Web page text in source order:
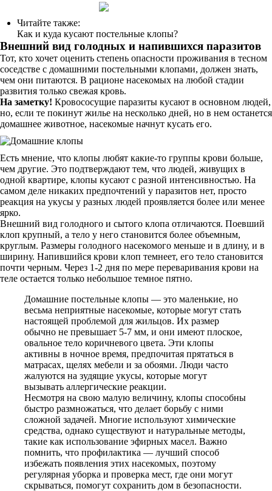
Читайте также:
Как и куда кусают постельные клопы?
Внешний вид голодных и напившихся паразитов
Тот, кто хочет оценить степень опасности проживания в тесном
соседстве с домашними постельными клопами, должен знать,
чем они питаются. В рационе насекомых на любой стадии
развития только свежая кровь.
На заметку! Кровососущие паразиты кусают в основном людей,
но, если те покинут жилье на несколько дней, но в нем останется
домашнее животное, насекомые начнут кусать его.
Есть мнение, что клопы любят какие-то группы крови больше,
чем другие. Это подтверждают тем, что людей, живущих в
одной квартире, клопы кусают с разной интенсивностью. На
самом деле никаких предпочтений у паразитов нет, просто
реакция на укусы у разных людей проявляется более или менее
ярко.
Внешний вид голодного и сытого клопа отличаются. Поевший
клоп крупный, а тело у него становится более объемным,
круглым. Размеры голодного насекомого меньше и в длину, и в
ширину. Напившийся крови клоп темнеет, его тело становится
почти черным. Через 1-2 дня по мере переваривания крови на
теле остается только небольшое темное пятно.
Домашние постельные клопы — это маленькие, но
весьма неприятные насекомые, которые могут стать
настоящей проблемой для жильцов. Их размер
обычно не превышает 5-7 мм, и они имеют плоское,
овальное тело коричневого цвета. Эти клопы
активны в ночное время, предпочитая прятаться в
матрасах, щелях мебели и за обоями. Люди часто
жалуются на зудящие укусы, которые могут
вызывать аллергические реакции.
Несмотря на свою малую величину, клопы способны
быстро размножаться, что делает борьбу с ними
сложной задачей. Многие используют химические
средства, однако существуют и натуральные методы,
такие как использование эфирных масел. Важно
помнить, что профилактика — лучший способ
избежать появления этих насекомых, поэтому
регулярная уборка и проверка мест, где они могут
скрываться, помогут сохранить дом в безопасности.